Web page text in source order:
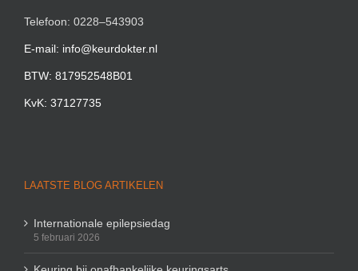
Telefoon: 0228–543903
E-mail: info@keurdokter.nl
BTW: 817952548B01
KvK: 37127735
LAATSTE BLOG ARTIKELEN
Internationale epilepsiedag
5 februari 2026